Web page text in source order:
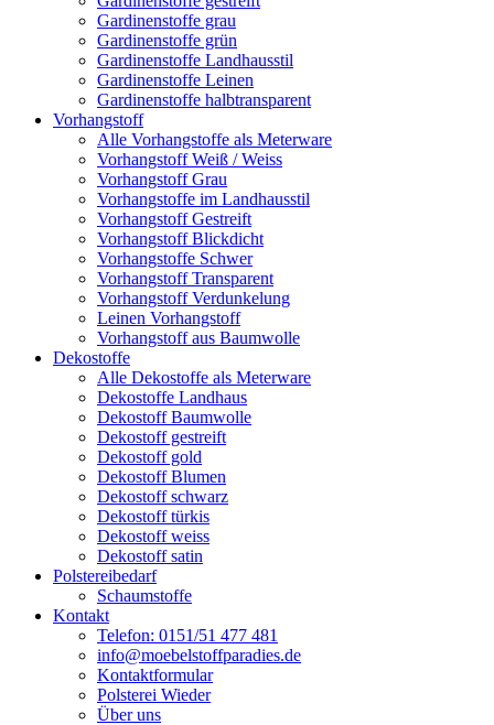
Gardinenstoffe grau
Gardinenstoffe grün
Gardinenstoffe Landhausstil
Gardinenstoffe Leinen
Gardinenstoffe halbtransparent
Vorhangstoff
Alle Vorhangstoffe als Meterware
Vorhangstoff Weiß / Weiss
Vorhangstoff Grau
Vorhangstoffe im Landhausstil
Vorhangstoff Gestreift
Vorhangstoff Blickdicht
Vorhangstoffe Schwer
Vorhangstoff Transparent
Vorhangstoff Verdunkelung
Leinen Vorhangstoff
Vorhangstoff aus Baumwolle
Dekostoffe
Alle Dekostoffe als Meterware
Dekostoffe Landhaus
Dekostoff Baumwolle
Dekostoff gestreift
Dekostoff gold
Dekostoff Blumen
Dekostoff schwarz
Dekostoff türkis
Dekostoff weiss
Dekostoff satin
Polstereibedarf
Schaumstoffe
Kontakt
Telefon: 0151/51 477 481
info@moebelstoffparadies.de
Kontaktformular
Polsterei Wieder
Über uns